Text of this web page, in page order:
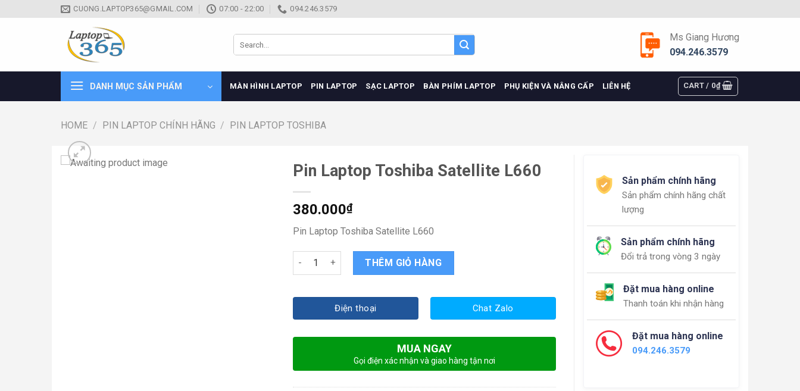
to
CUONG.LAPTOP365@GMAIL.COM 07:00 - 22:00 094.246.3579
Ms Giang Hương
094.246.3579
DANH MỤC SẢN PHẨM MÀN HÌNH LAPTOP PIN LAPTOP SẠC LAPTOP BÀN PHÍM LAPTOP PHỤ KIỆN VÀ NÂNG CẤP LIÊN HỆ CART / 0₫
HOME / PIN LAPTOP CHÍNH HÃNG / PIN LAPTOP TOSHIBA
Pin Laptop Toshiba Satellite L660
380.000₫
Pin Laptop Toshiba Satellite L660
Pin Laptop Toshiba Satellite L660 quantity
THÊM GIỎ HÀNG
Điện thoại Chat Zalo
MUA NGAY
Gọi điện xác nhận và giao hàng tận nơi
Sản phẩm chính hãng
Sản phẩm chính hãng chất
lượng
Sản phẩm chính hãng
Đổi trả trong vòng 3 ngày
Đặt mua hàng online
Thanh toán khi nhận hàng
Đặt mua hàng online
094.246.3579